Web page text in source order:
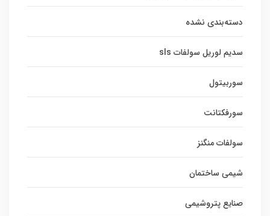
دسته‌بندی نشده
سدیم لوریل سولفات sls
سوربیتول
سورفکتانت
سولفات منگنز
شیمی ساختمان
صنایع پتروشیمی